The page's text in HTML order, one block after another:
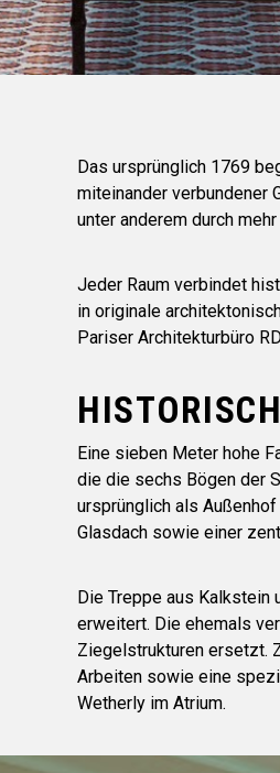
Das ursprünglich 1769
miteinander verbundener
unter anderem durch
Jeder Raum verbindet
in originale
Pariser Architekturbüro
Eine sieben Meter hohe
die die sechs Bögen der
ursprünglich als
Glasdach sowie einer
Die Treppe aus Kalkstein
erweitert. Die ehemals
Ziegelstrukturen ersetzt.
Arbeiten sowie eine
Wetherly im Atrium.